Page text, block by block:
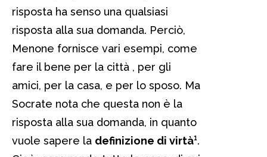
risposta ha senso una qualsiasi
risposta alla sua domanda. Perciò,
Menone fornisce vari esempi, come
fare il bene per la città , per gli
amici, per la casa, e per lo sposo. Ma
Socrate nota che questa non è la
risposta alla sua domanda, in quanto
vuole sapere la definizione di virtà¹.